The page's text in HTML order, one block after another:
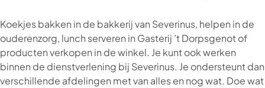
Koekjes bakken in de bakkerij van Severinus, helpen in de
ouderenzorg, lunch serveren in Gasterij ’t Dorpsgenot of
producten verkopen in de winkel. Je kunt ook werken
binnen de dienstverlening bij Severinus. Je ondersteunt dan
verschillende afdelingen met van alles en nog wat. Doe wat